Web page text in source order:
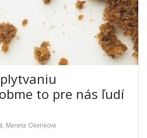
to pre nás ľudí
Marieta Okenková